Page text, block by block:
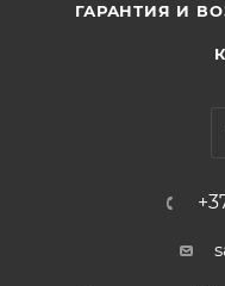
ГАРАНТИЯ И